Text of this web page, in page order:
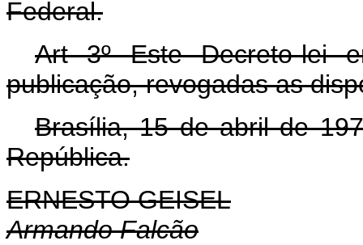
Federal.
Art 3º Este Decreto-lei
publicação, revogadas as
Brasília, 15 de abril de
República.
ERNESTO GEISEL
Armando Falcão